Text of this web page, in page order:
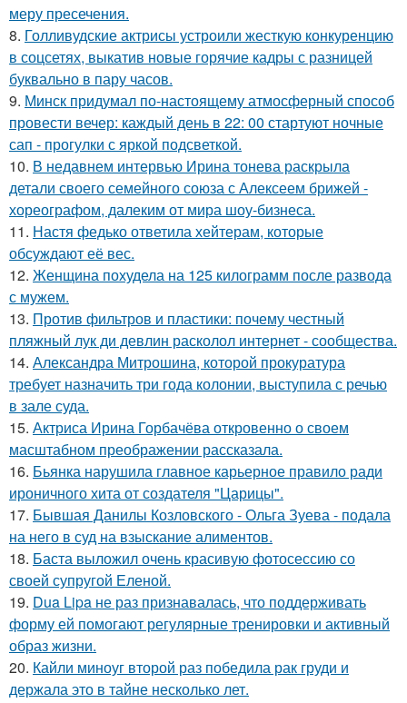
меру пресечения.
8. Голливудские актрисы устроили жесткую конкуренцию
в соцсетях, выкатив новые горячие кадры с разницей
буквально в пару часов.
9. Минск придумал по-настоящему атмосферный способ
провести вечер: каждый день в 22: 00 стартуют ночные
сап - прогулки с яркой подсветкой.
10. В недавнем интервью Ирина тонева раскрыла
детали своего семейного союза с Алексеем брижей -
хореографом, далеким от мира шоу-бизнеса.
11. Настя федько ответила хейтерам, которые
обсуждают её вес.
12. Женщина похудела на 125 килограмм после развода
с мужем.
13. Против фильтров и пластики: почему честный
пляжный лук ди девлин расколол интернет - сообщества.
14. Александра Митрошина, которой прокуратура
требует назначить три года колонии, выступила с речью
в зале суда.
15. Актриса Ирина Горбачёва откровенно о своем
масштабном преображении рассказала.
16. Бьянка нарушила главное карьерное правило ради
ироничного хита от создателя "Царицы".
17. Бывшая Данилы Козловского - Ольга Зуева - подала
на него в суд на взыскание алиментов.
18. Баста выложил очень красивую фотосессию со
своей супругой Еленой.
19. Dua Lipa не раз признавалась, что поддерживать
форму ей помогают регулярные тренировки и активный
образ жизни.
20. Кайли миноуг второй раз победила рак груди и
держала это в тайне несколько лет.